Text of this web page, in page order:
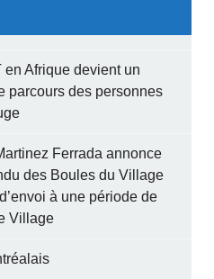
en Afrique devient un
parcours des personnes
Ferrada annonce
des Boules du Village
à une période de
Village